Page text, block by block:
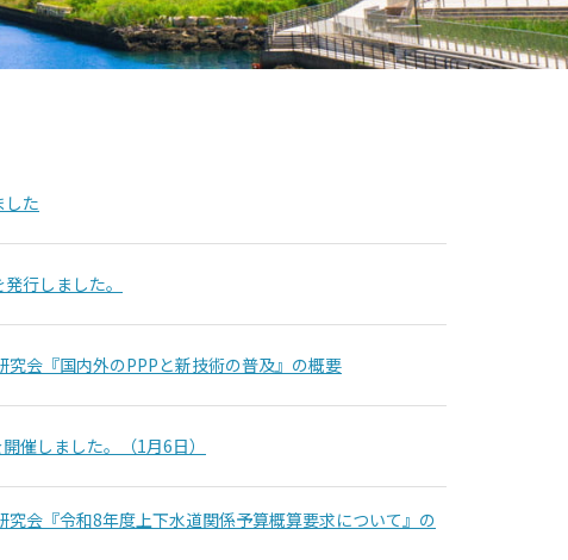
した
行しました。
究会『国内外のPPPと新技術の普及』の概要
催しました。（1月6日）
究会『令和8年度上下水道関係予算概算要求について』の